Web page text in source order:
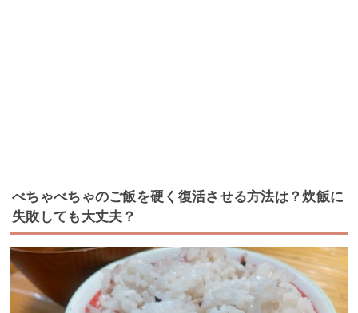
べちゃべちゃのご飯を硬く復活させる方法は？炊飯に
失敗しても大丈夫？